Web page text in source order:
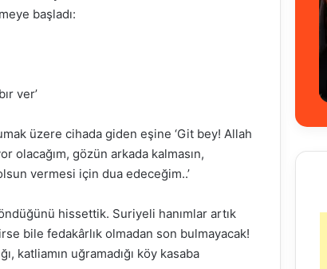
başladı:
ver’
üzere cihada giden eşine ‘Git bey! Allah
olacağım, gözün arkada kalmasın,
vermesi için dua edeceğim..’
hissettik. Suriyeli hanımlar artık
bile fedakârlık olmadan son bulmayacak!
katliamın uğramadığı köy kasaba